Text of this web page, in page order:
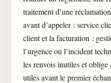
traitement d’une
avant d’appeler : service
client et la facturation ;
l’urgence ou l’incident
les renvois inutiles et oblige
utiles avant le premier